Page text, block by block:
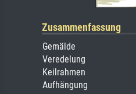
Zusammenfassung
Gemälde
Veredelung
Keilrahmen
Aufhängung